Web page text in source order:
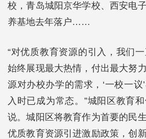
校，青岛城阳京华学校、西安电
养基地去年落户……
“对优质教育资源的引入，我们
始终展现最大热情，付出最大努
源对办校办学的需求，‘一校一议
入时已成为常态。”城阳区教育
说。城阳区将教育作为首要的民
优质教育资源引进激励政策，创